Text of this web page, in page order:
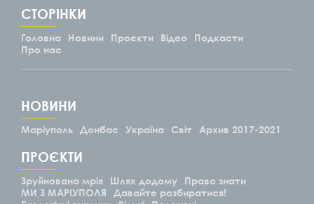
СТОРІНКИ
Головна Новини Проєкти Відео
Подкасти
Про нас
НОВИНИ
Маріуполь Донбас Україна Світ Архив 2017-2021
ПРОЄКТИ
Зруйнована мрія Шлях додому
Право знати
МИ З МАРІУПОЛЯ
Давайте розбиратися!